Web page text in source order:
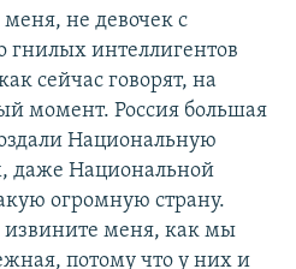
меня, не девочек с
интеллигентов
сейчас говорят, на
момент. Россия большая
Национальную
даже Национальной
огромную страну.
меня, как мы
потому что у них и